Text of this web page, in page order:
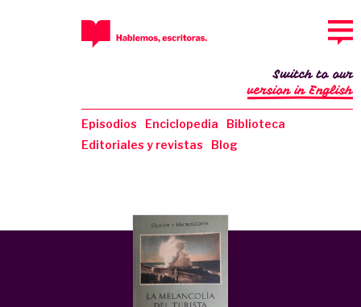
Episodios Enciclopedia
Biblioteca
Editoriales y revistas
Blog
Switch to our
version in English